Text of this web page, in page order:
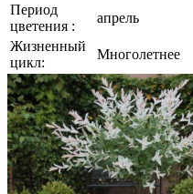
Период
цветения :
апрель
Жизненный
цикл:
Многолетнее